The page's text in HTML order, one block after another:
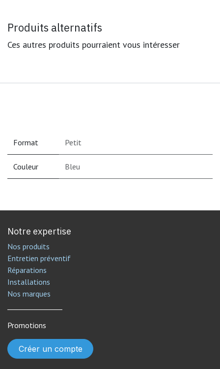
Produits alternatifs
Ces autres produits pourraient vous intéresser
Format Petit
Couleur Bleu
Notre expertise
Nos produits
Entretien préventif
Réparations
Installations
Nos marques
Promotions
Créer un compte